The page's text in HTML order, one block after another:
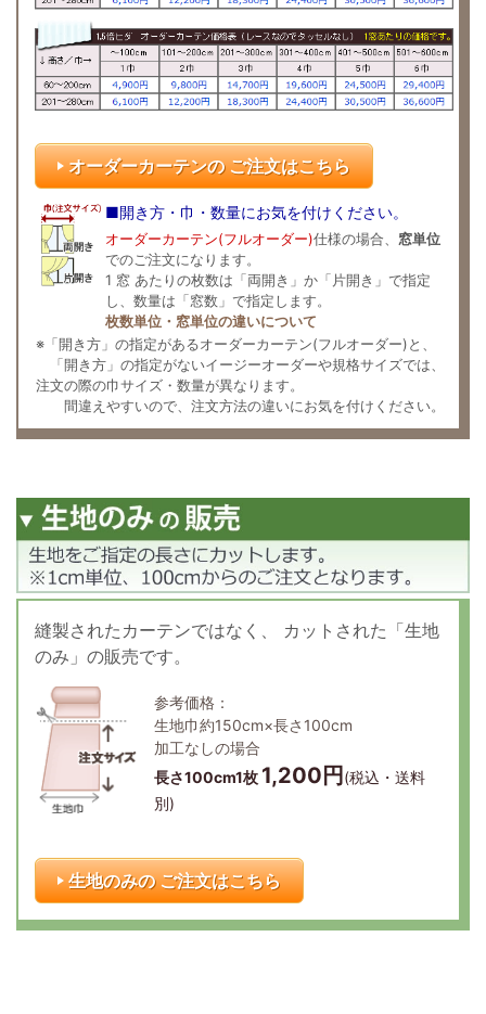
オーダーカーテンの ご注文はこちら
■開き方・巾・数量にお気を付けください。
オーダーカーテン(フルオーダー)仕様の場合、 窓単位
でのご注文になります。
1 窓 あたりの枚数は「両開き」か「片開き」で指定
し、数量は「窓数」で指定します。
枚数単位・窓単位の違いについて
※「開き方」の指定があるオーダーカーテン(フルオーダー)と、
「開き方」の指定がないイージーオーダーや規格サイズでは、
注文の際の巾サイズ・数量が異なります。
間違えやすいので、注文方法の違いにお気を付けください。
参考価格：
生地巾約150cm×長さ100cm
加工なしの場合
長さ100cm1枚 1,200円 (税込・送料
別)
縫製されたカーテンではなく、
カットされた「生地
のみ」の販売です。
生地のみの ご注文はこちら